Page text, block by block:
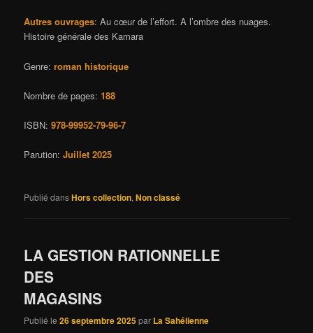
Autres ouvrages: Au cœur de l’effort. A l’ombre des nuages.
Histoire générale des Kamara
Genre:roman historique
Nombre de pages:188
ISBN: 978-99952-79-96-7
Parution:Juillet 2025
Publié dansHors collection,Non classé
LA GESTION RATIONNELLE
DES
Publié le26 septembre 2025par La Sahélienne